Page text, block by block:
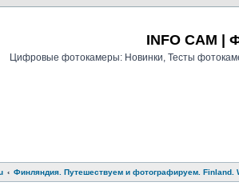
INFO CAM |
Цифровые фотокамеры: Новинки, Тесты
Финляндия. Путешествуем и фотографируем. Finland.